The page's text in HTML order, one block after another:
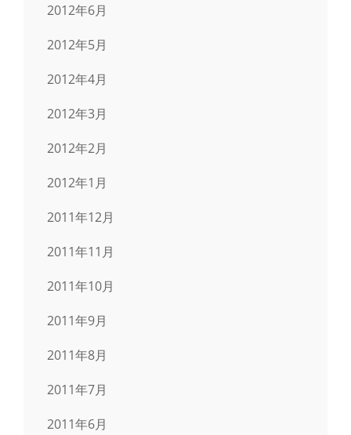
2012年6月
2012年5月
2012年4月
2012年3月
2012年2月
2012年1月
2011年12月
2011年11月
2011年10月
2011年9月
2011年8月
2011年7月
2011年6月